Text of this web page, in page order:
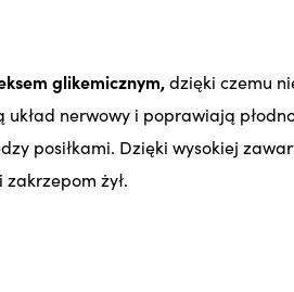
glikemicznym,dzięki czemu
nerwowy i poprawiają
posiłkami. Dzięki wysokiej
żył.